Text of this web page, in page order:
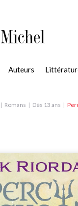
Auteurs
Romans Dès 13 ans